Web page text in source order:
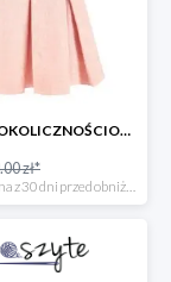
SUKIENKA OKOLICZNOŚCIOWA ŻAKARDOWA w super cenie
zł*